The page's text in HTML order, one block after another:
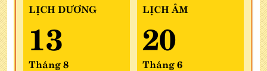
LỊCH DƯƠNG
13
Tháng 8
LỊCH ÂM
20
Tháng 6